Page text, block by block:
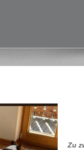
Zu